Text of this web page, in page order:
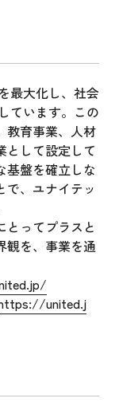
最大化し、社会
ています。この
教育事業、人材
として設定して
基盤を確立しな
で、ユナイテッ
とってプラスと
観を、事業を通
united.j